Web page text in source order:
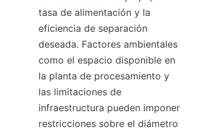
tasa de alimentación y la
eficiencia de separación
deseada. Factores ambientales
como el espacio disponible en
la planta de procesamiento y
las limitaciones de
infraestructura pueden imponer
restricciones sobre el diámetro